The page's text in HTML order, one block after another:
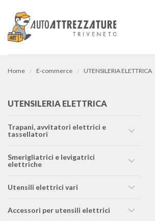
Home E-commerce UTENSILERIA ELETTRICA
UTENSILERIA ELETTRICA
trapani, avvitatori elettrici e
tassellatori
smerigliatrici e levigatrici
elettriche
utensili elettrici vari
accessori per utensili elettrici